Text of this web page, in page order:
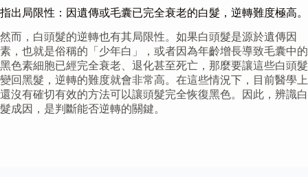
指出局限性：因遺傳或毛囊已完全衰老的白髮，逆轉難度極高。
然而，白頭髮的逆轉也有其局限性。如果白頭髮是源於遺傳因
素，也就是俗稱的「少年白」，或者因為年齡增長導致毛囊中的
黑色素細胞已經完全衰老、退化甚至死亡，那麼要讓這些白頭髮
變回黑髮，逆轉的難度就會非常高。在這些情況下，目前醫學上
還沒有確切有效的方法可以讓頭髮完全恢復黑色。因此，辨識白
髮成因，是判斷能否逆轉的關鍵。